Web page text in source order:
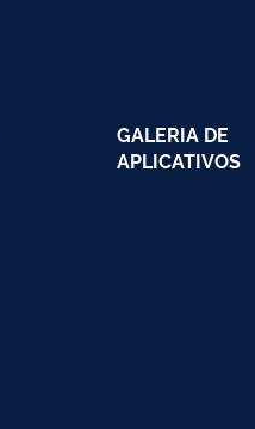
GALERIA DE
APLICATIVOS